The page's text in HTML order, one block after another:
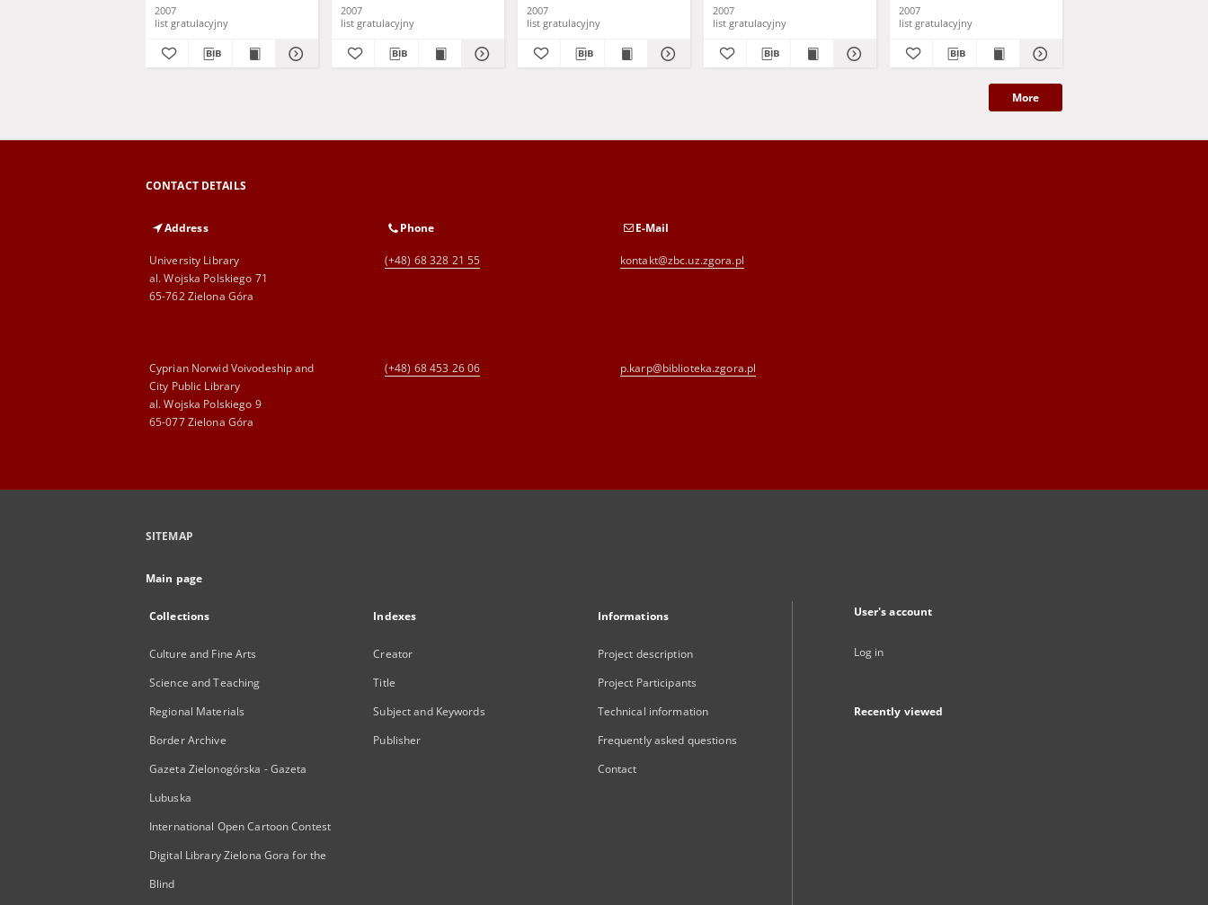
2007
list gratulacyjny
2007
list gratulacyjny
2007
list gratulacyjny
2007
list gratulacyjny
2007
list gratulacyjny
More
CONTACT DETAILS
Address
University Library
al. Wojska Polskiego 71
65-762 Zielona Góra
Phone
(+48) 68 328 21 55
E-Mail
kontakt@zbc.uz.zgora.pl
Cyprian Norwid Voivodeship and
City Public Library
al. Wojska Polskiego 9
65-077 Zielona Góra
(+48) 68 453 26 06 p.karp@biblioteka.zgora.pl
SITEMAP
Main page
Collections
Culture and Fine Arts
Science and Teaching
Regional Materials
Border Archive
Gazeta Zielonogórska - Gazeta
Lubuska
International Open Cartoon Contest
Digital Library Zielona Gora for the
Blind
Indexes
Creator
Title
Subject and Keywords
Publisher
Informations
Project description
Project Participants
Technical information
Frequently asked questions
Contact
User's account
Log in
Recently viewed